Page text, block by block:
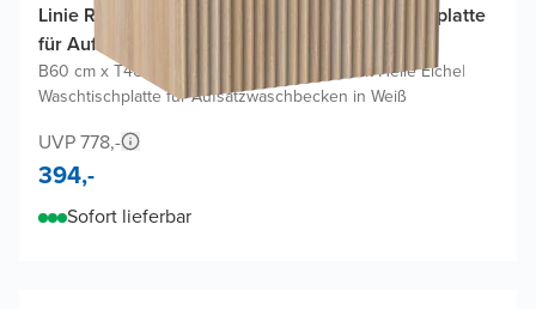
Linie Ribbo Badmöbel Set mit Lado Waschtischplatte
für Aufsatzwaschbecken
B60 cm x T46 cm Waschbeckenunterschrank Helle Eiche|
Waschtischplatte für Aufsatzwaschbecken in Weiß
UVP 778,-
394,-
Sofort lieferbar